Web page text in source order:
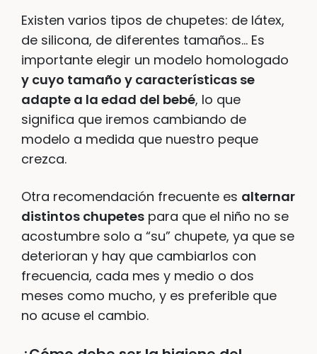
Existen varios tipos de chupetes: de látex,
de silicona, de diferentes tamaños… Es
importante elegir un modelo homologado
y cuyo tamaño y características se
adapte a la edad del bebé, lo que
significa que iremos cambiando de
modelo a medida que nuestro peque
crezca.
Otra recomendación frecuente es alternar
distintos chupetes para que el niño no se
acostumbre solo a “su” chupete, ya que se
deterioran y hay que cambiarlos con
frecuencia, cada mes y medio o dos
meses como mucho, y es preferible que
no acuse el cambio.